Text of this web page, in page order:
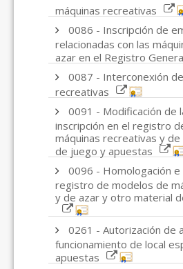
máquinas recreativas
0086 - Inscripción de
relacionadas con las
azar en el Registro
0087 - Interconexión
recreativas
0091 - Modificación de
inscripción en el registro
máquinas recreativas y
de juego y apuestas
0096 - Homologación e
registro de modelos de
y de azar y otro material
0261 - Autorización de
funcionamiento de local
apuestas